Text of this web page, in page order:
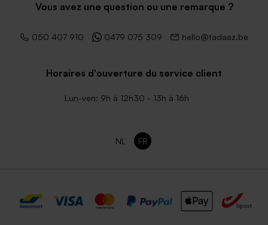
Vous avez une question ou une remarque ?
050 407 910 0479 075 309 hello@tadaaz.be
Horaires d'ouverture du service client
Lun-ven: 9h à 12h30 - 13h à 16h
NL FR